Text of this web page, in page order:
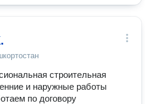
строительная
и наружные работы
по договору